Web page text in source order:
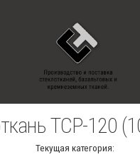
ТСР-120
Текущая категория: